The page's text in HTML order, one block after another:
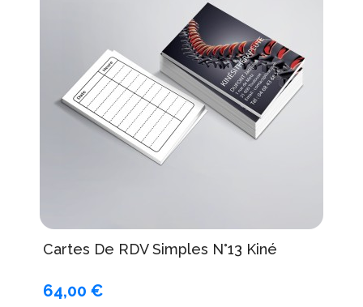
Cartes De RDV Simples N°13 Kiné
64,00 €